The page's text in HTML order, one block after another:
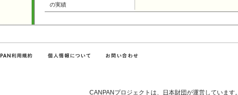
の実績
CANPANプロジェクトは、 日本財団が運営しています。